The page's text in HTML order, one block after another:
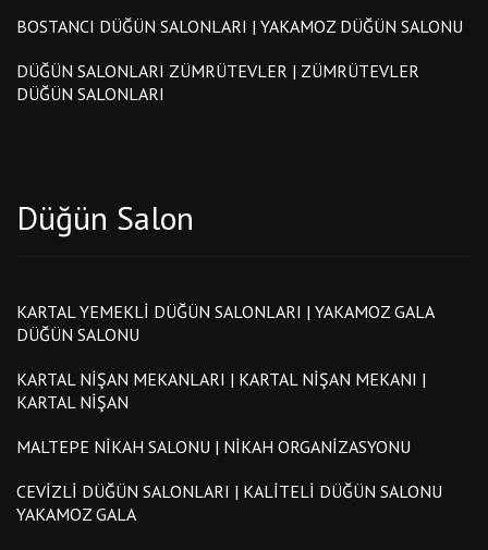
BOSTANCI DÜĞÜN SALONLARI | YAKAMOZ DÜĞÜN SALONU
DÜĞÜN SALONLARI ZÜMRÜTEVLER | ZÜMRÜTEVLER
DÜĞÜN SALONLARI
Düğün Salon
KARTAL YEMEKLI DÜĞÜN SALONLARI | YAKAMOZ GALA
DÜĞÜN SALONU
KARTAL NIŞAN MEKANLARI | KARTAL NIŞAN MEKANI |
KARTAL NIŞAN
MALTEPE NIKAH SALONU | NIKAH ORGANIZASYONU
CEVIZLI DÜĞÜN SALONLARI | KALITELI DÜĞÜN SALONU
YAKAMOZ GALA